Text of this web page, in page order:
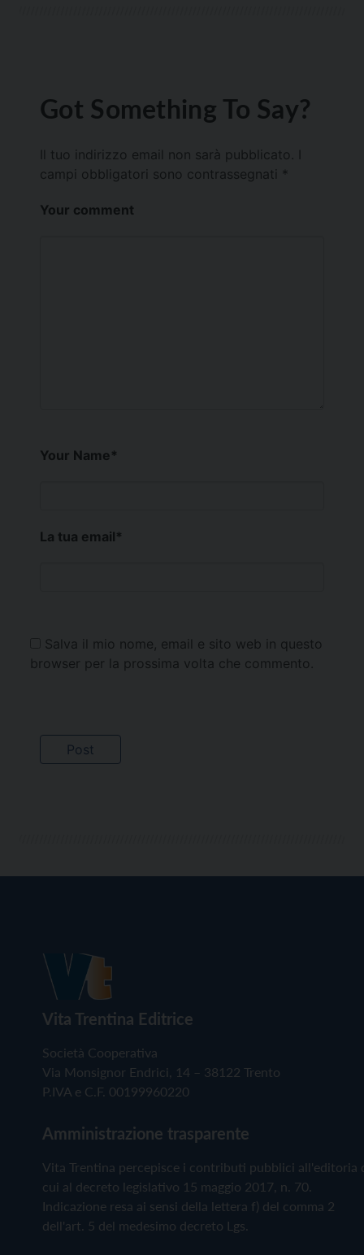
Got Something To Say?
Il tuo indirizzo email non sarà pubblicato.
campi obbligatori sono contrassegnati *
Your comment
Your Name*
La tua email*
Salva il mio nome, email e sito web in questo
browser per la prossima volta che commento.
Vita Trentina Editrice
Società Cooperativa
Via Monsignor Endrici, 14 – 38122 Trento
P.IVA e C.F. 00199960220
Amministrazione trasparente
Vita Trentina percepisce i contributi pubblici all'editoria
cui al decreto legislativo 15 maggio 2017, n. 70.
Indicazione resa ai sensi della lettera f) del comma 2
dell'art. 5 del medesimo decreto Lgs.